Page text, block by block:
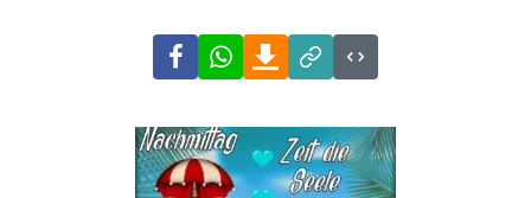
FacebookWhatsAppDownload
Link
Code